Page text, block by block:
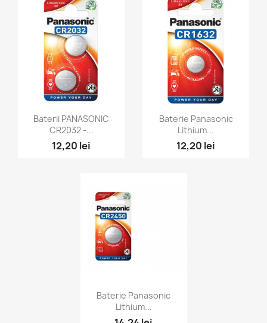
Vizualizare rapida
Baterii PANASONIC
CR2032 -...
12,20 lei
Vizualizare rapida
Baterie Panasonic
Lithium...
12,20 lei
Vizualizare rapida
Baterie Panasonic
Lithium...